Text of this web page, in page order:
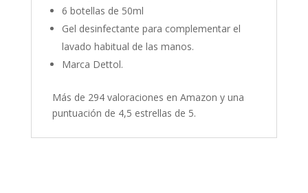
6 botellas de 50ml
Gel desinfectante para complementar el
lavado habitual de las manos.
Marca Dettol.
Más de 294 valoraciones en Amazon y una
puntuación de 4,5 estrellas de 5.